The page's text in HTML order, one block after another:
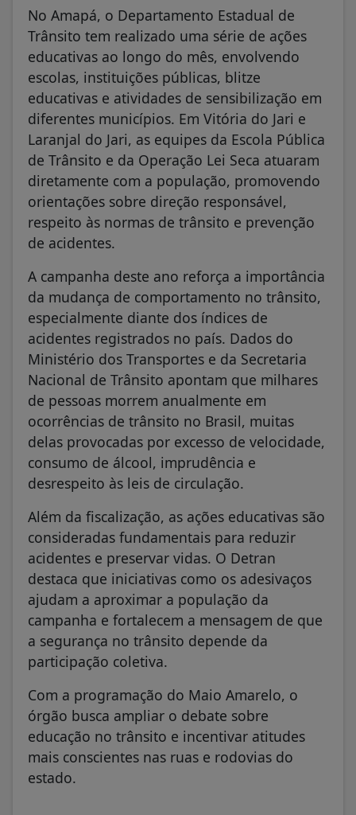
No Amapá, o Departamento Estadual de
Trânsito tem realizado uma série de ações
educativas ao longo do mês, envolvendo
escolas, instituições públicas, blitze
educativas e atividades de sensibilização em
diferentes municípios. Em Vitória do Jari e
Laranjal do Jari, as equipes da Escola Pública
de Trânsito e da Operação Lei Seca atuaram
diretamente com a população, promovendo
orientações sobre direção responsável,
respeito às normas de trânsito e prevenção
de acidentes.
A campanha deste ano reforça a importância
da mudança de comportamento no trânsito,
especialmente diante dos índices de
acidentes registrados no país. Dados do
Ministério dos Transportes e da Secretaria
Nacional de Trânsito apontam que milhares
de pessoas morrem anualmente em
ocorrências de trânsito no Brasil, muitas
delas provocadas por excesso de velocidade,
consumo de álcool, imprudência e
desrespeito às leis de circulação.
Além da fiscalização, as ações educativas são
consideradas fundamentais para reduzir
acidentes e preservar vidas. O Detran
destaca que iniciativas como os adesivaços
ajudam a aproximar a população da
campanha e fortalecem a mensagem de que
a segurança no trânsito depende da
participação coletiva.
Com a programação do Maio Amarelo, o
órgão busca ampliar o debate sobre
educação no trânsito e incentivar atitudes
mais conscientes nas ruas e rodovias do
estado.